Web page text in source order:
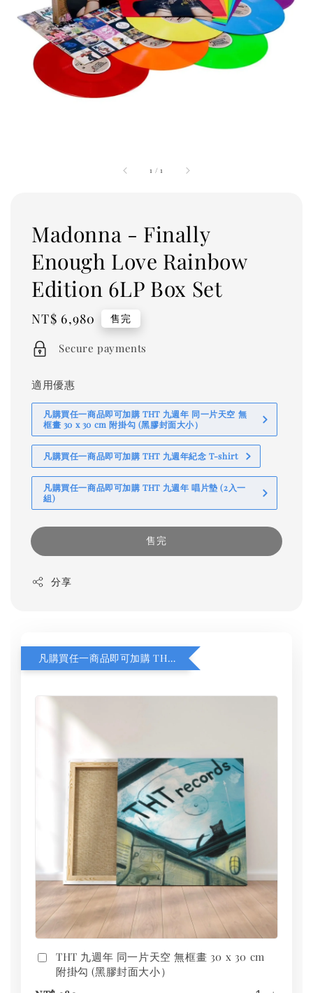
1 /1
Madonna - Finally
Enough Love Rainbow
Edition 6LP Box Set
Regular
price
NT$ 6,980 售完
Secure payments
適用優惠
凡購買任一商品即可加購 THT 九週年 同一片天空 無
框畫 30 x 30 cm 附掛勾 (黑膠封面大小）
凡購買任一商品即可加購 THT 九週年紀念 T-shirt
凡購買任一商品即可加購 THT 九週年 唱片墊 (2入一
組)
售完
分享
凡購買任一商品即可加購 THT 九週年 同一片天空 無框畫 30 x 30 cm 附掛勾 (黑膠封面大小）
THT 九週年 同一片天空 無框畫 30 x 30 cm
附掛勾 (黑膠封面大小）